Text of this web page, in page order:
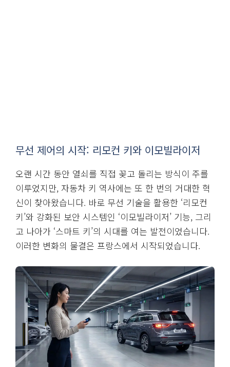
무선 제어의 시작: 리모컨 키와 이모빌라이저
오랜 시간 동안 열쇠를 직접 꽂고 돌리는 방식이 주를
이루었지만, 자동차 키 역사에는 또 한 번의 거대한 혁
신이 찾아왔습니다. 바로 무선 기술을 활용한 ‘리모컨
키’와 강화된 보안 시스템인 ‘이모빌라이저’ 기능, 그리
고 나아가 ‘스마트 키’의 시대를 여는 발전이었습니다.
이러한 변화의 물결은 프랑스에서 시작되었습니다.